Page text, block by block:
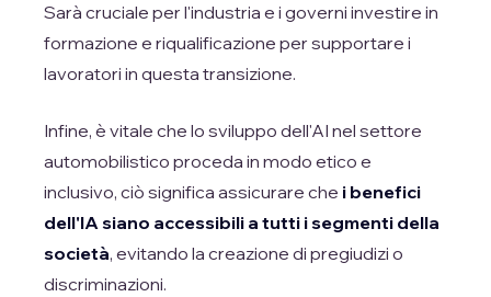
Sarà cruciale per l'industria e i governi investire in
formazione e riqualificazione per supportare i
lavoratori in questa transizione.
Infine, è vitale che lo sviluppo dell'AI nel settore
automobilistico proceda in modo etico e
inclusivo, ciò significa assicurare che i benefici
dell'IA siano accessibili a tutti i segmenti della
società, evitando la creazione di pregiudizi o
discriminazioni.